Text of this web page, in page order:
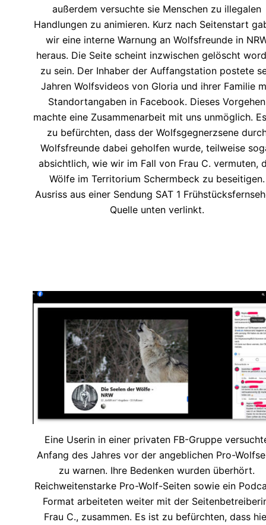
außerdem versuchte sie Menschen zu illegalen
Handlungen zu animieren. Kurz nach Seitenstart
wir eine interne Warnung an Wolfsfreunde in
heraus. Die Seite scheint inzwischen gelöscht
zu sein. Der Inhaber der Auffangstation postete
Jahren Wolfsvideos von Gloria und ihrer Familie
Standortangaben in Facebook. Dieses Vorgehen
machte eine Zusammenarbeit mit uns unmöglich.
zu befürchten, dass der Wolfsgegnerzsene
Wolfsfreunde dabei geholfen wurde, teilweise
absichtlich, wie wir im Fall von Frau C. vermuten,
Wölfe im Territorium Schermbeck zu beseitigen.
Ausriss aus einer Sendung SAT 1
Quelle unten verlinkt.
Eine Userin in einer privaten FB-Gruppe
Anfang des Jahres vor der angeblichen Pro-
zu warnen. Ihre Bedenken wurden überhört.
Reichweitenstarke Pro-Wolf-Seiten sowie ein
Format arbeiteten weiter mit der
Frau C., zusammen. Es ist zu befürchten, dass